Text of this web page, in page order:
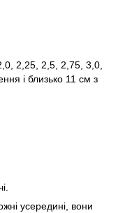
2,25, 2,5, 2,75, 3,0,
і близько 11 см з
усередині, вони